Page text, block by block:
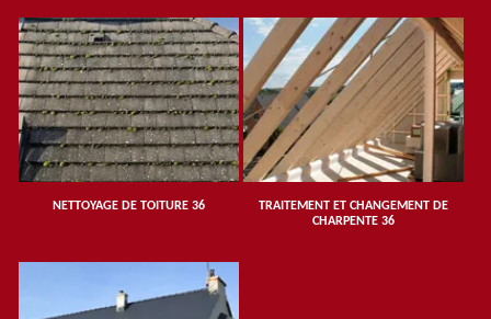
NETTOYAGE DE TOITURE 36
TRAITEMENT ET CHANGEMENT DE
CHARPENTE 36